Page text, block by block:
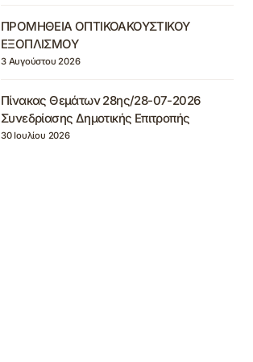
ΠΡΟΜΗΘΕΙΑ ΟΠΤΙΚΟΑΚΟΥΣΤΙΚΟΥ
ΕΞΟΠΛΙΣΜΟΥ
3 Αυγούστου 2026
Πίνακας Θεμάτων 28ης/28-07-2026
Συνεδρίασης Δημοτικής Επιτροπής
30 Ιουλίου 2026